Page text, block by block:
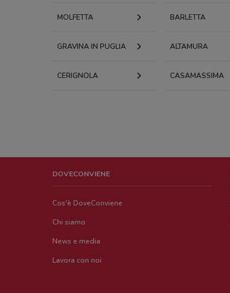
MOLFETTA BARLETTA
GRAVINA IN PUGLIA ALTAMURA
CERIGNOLA CASAMASSIMA
DOVECONVIENE
Cos'è DoveConviene
Chi siamo
News e media
Lavora con noi